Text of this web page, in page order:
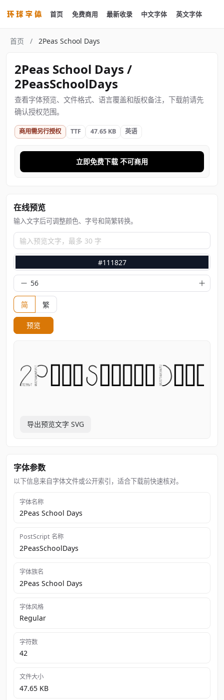
首页 免费商用 最新收录 中文字体 英文字体
首页 / 2Peas School Days
2Peas School Days /
2PeasSchoolDays
查看字体预览、文件格式、语言覆盖和版权备注，下载前请先
确认授权范围。
商用需另行授权 TTF 47.65 KB 英语
立即免费下载 不可商用
在线预览
输入文字后可调整颜色、字号和简繁转换。
输入预览文字，最多 30 字
#111827
简 繁
预览
导出预览文字 SVG
字体参数
以下信息来自字体文件或公开索引，适合下载前快速核对。
字体名称
2Peas School Days
PostScript 名称
2PeasSchoolDays
字体族名
2Peas School Days
字体风格
Regular
字符数
42
文件大小
47.65 KB